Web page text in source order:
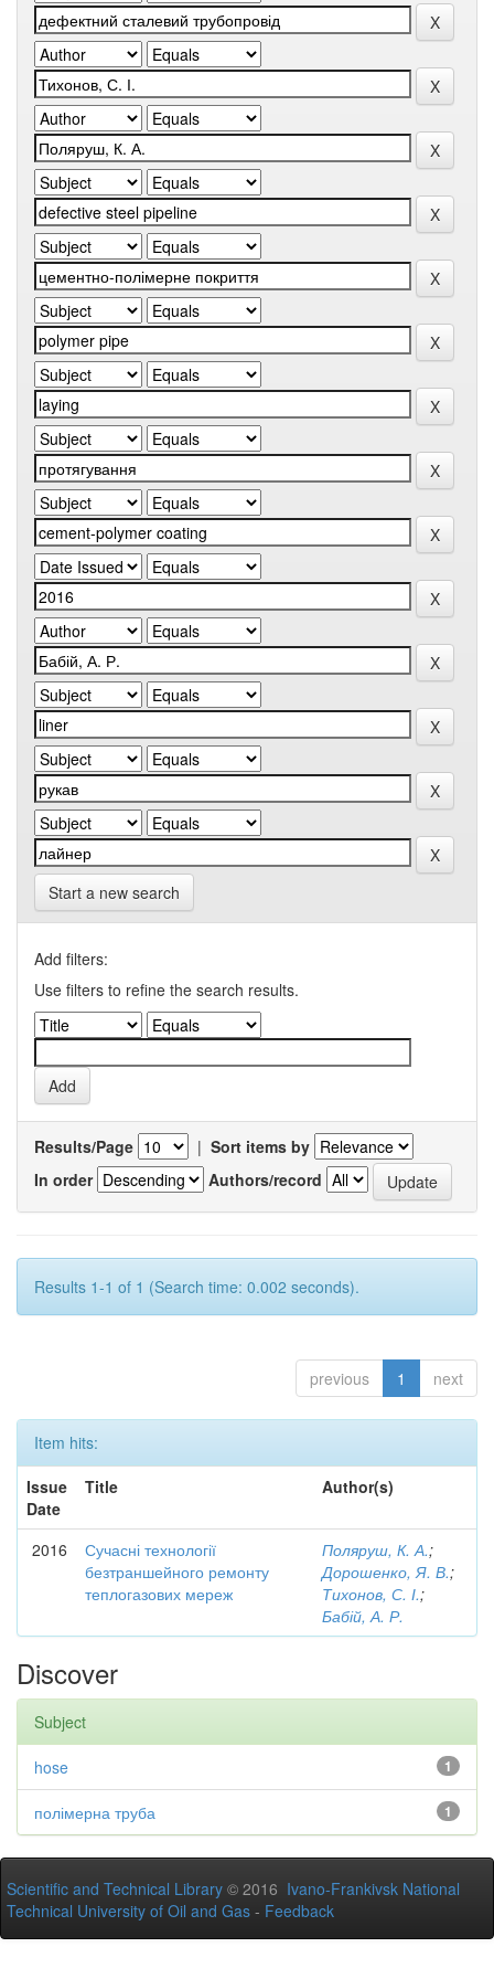
Start a new search
Add filters:
Use filters to refine the search results.
Results/Page | Sort items by
In order
Authors/record
Results 1-1 of 1 (Search time: 0.002 seconds).
previous 1 next
Item hits:
Issue
Date
Title Author(s)
2016
Сучасні технології
безтраншейного ремонту
теплогазових мереж
Поляруш, К. А.;
Дорошенко, Я. В.;
Тихонов, С. І.;
Бабій, А. Р.
Discover
Subject
1
hose
1
полімерна труба
Scientific and Technical Library © 2016 Ivano-Frankivsk National
Technical University of Oil and Gas - Feedback